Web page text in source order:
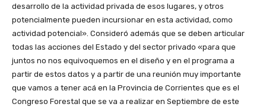
desarrollo de la actividad privada de esos lugares, y otros
potencialmente pueden incursionar en esta actividad, como
actividad potencial». Consideró además que se deben articular
todas las acciones del Estado y del sector privado «para que
juntos no nos equivoquemos en el diseño y en el programa a
partir de estos datos y a partir de una reunión muy importante
que vamos a tener acá en la Provincia de Corrientes que es el
Congreso Forestal que se va a realizar en Septiembre de este